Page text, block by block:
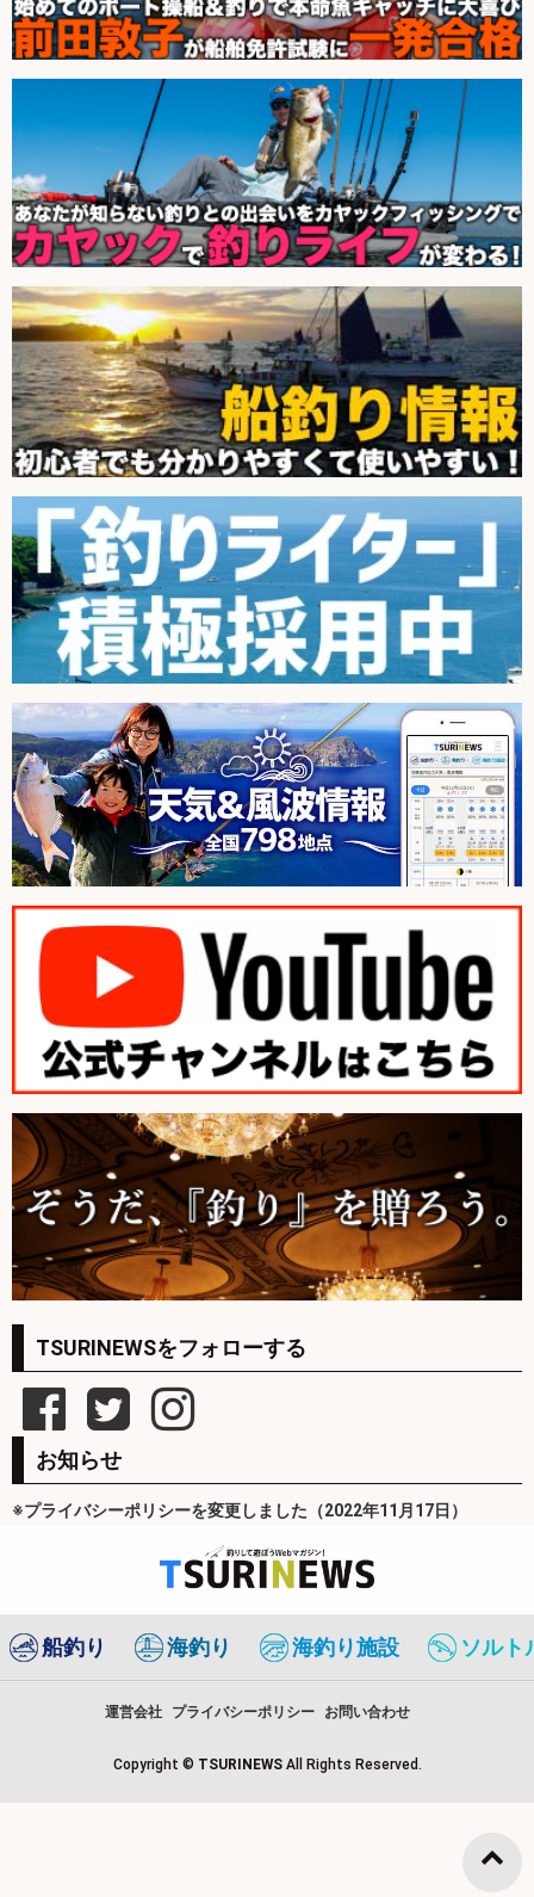
TSURINEWSをフォローする
お知らせ
※プライバシーポリシーを変更しました（2022年11月17日）
船釣り 海釣り 海釣り施設 ソルト
運営会社 プライバシーポリシー お問い合わせ
Copyright © TSURINEWS All Rights Reserved.